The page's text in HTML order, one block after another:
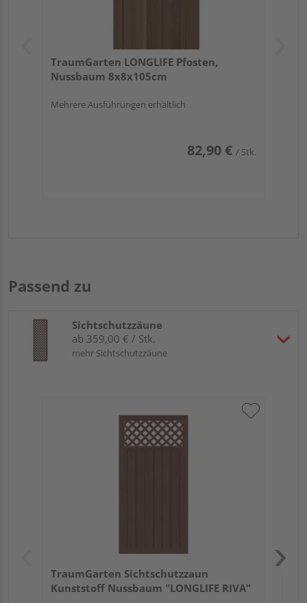
TraumGarten LONGLIFE Pfosten,
Nussbaum 8x8x105cm
Mehrere Ausführungen erhältlich
82,90 € / Stk.
Passend zu
Sichtschutzzäune
ab 359,00 € / Stk.
mehr Sichtschutzzäune
TraumGarten Sichtschutzzaun
Kunststoff Nussbaum "LONGLIFE RIVA"